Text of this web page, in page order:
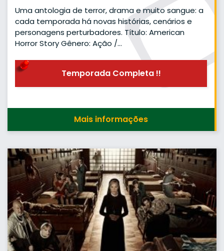
Uma antologia de terror, drama e muito sangue: a
cada temporada há novas histórias, cenários e
personagens perturbadores. Título: American
Horror Story Gênero: Ação /…
Temporada Completa !!
Mais informações